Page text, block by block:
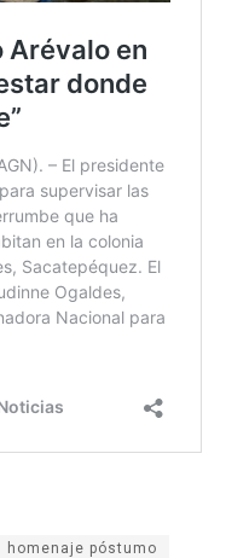
homenaje póstumo